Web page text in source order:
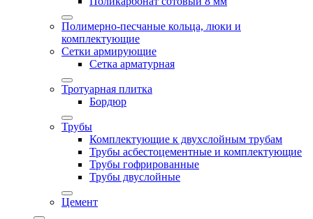
Полимерно-песчаные кольца, люки и
комплектующие
Сетки армирующие
Сетка арматурная
Тротуарная плитка
Бордюр
Трубы
Комплектующие к двухслойным трубам
Трубы асбестоцементные и комплектующие
Трубы гофрированные
Трубы двуслойные
Цемент